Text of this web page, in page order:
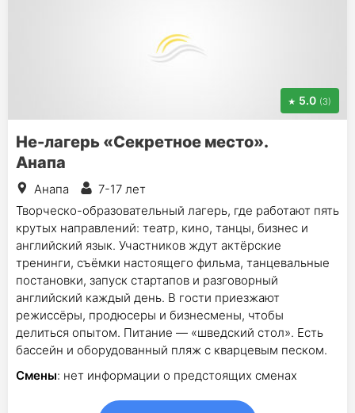
5.0 (3)
Не-лагерь «Секретное место».
Анапа
Анапа
7-17 лет
Творческо-образовательный лагерь, где работают пять
крутых направлений: театр, кино, танцы, бизнес и
английский язык. Участников ждут актёрские
тренинги, съёмки настоящего фильма, танцевальные
постановки, запуск стартапов и разговорный
английский каждый день. В гости приезжают
режиссёры, продюсеры и бизнесмены, чтобы
делиться опытом. Питание — «шведский стол». Есть
бассейн и оборудованный пляж с кварцевым песком.
Смены: нет информации о предстоящих сменах